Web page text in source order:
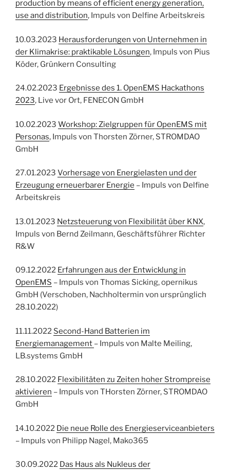
production by means of efficient energy generation,
use and distribution, Impuls von Delfine Arbeitskreis
10.03.2023 Herausforderungen von Unternehmen in
der Klimakrise: praktikable Lösungen, Impuls von Pius
Köder, Grünkern Consulting
24.02.2023 Ergebnisse des 1. OpenEMS Hackathons
2023, Live vor Ort, FENECON GmbH
10.02.2023 Workshop: Zielgruppen für OpenEMS mit
Personas, Impuls von Thorsten Zörner, STROMDAO
GmbH
27.01.2023 Vorhersage von Energielasten und der
Erzeugung erneuerbarer Energie – Impuls von Delfine
Arbeitskreis
13.01.2023 Netzsteuerung von Flexibilität über KNX,
Impuls von Bernd Zeilmann, Geschäftsführer Richter
R&W
09.12.2022 Erfahrungen aus der Entwicklung in
OpenEMS – Impuls von Thomas Sicking, opernikus
GmbH (Verschoben, Nachholtermin von ursprünglich
28.10.2022)
11.11.2022 Second-Hand Batterien im
Energiemanagement – Impuls von Malte Meiling,
LB.systems GmbH
28.10.2022 Flexibilitäten zu Zeiten hoher Strompreise
aktivieren – Impuls von THorsten Zörner, STROMDAO
GmbH
14.10.2022 Die neue Rolle des Energieserviceanbieters
– Impuls von Philipp Nagel, Mako365
30.09.2022 Das Haus als Nukleus der